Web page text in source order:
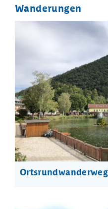
Wanderungen
Ortsrundwanderweg